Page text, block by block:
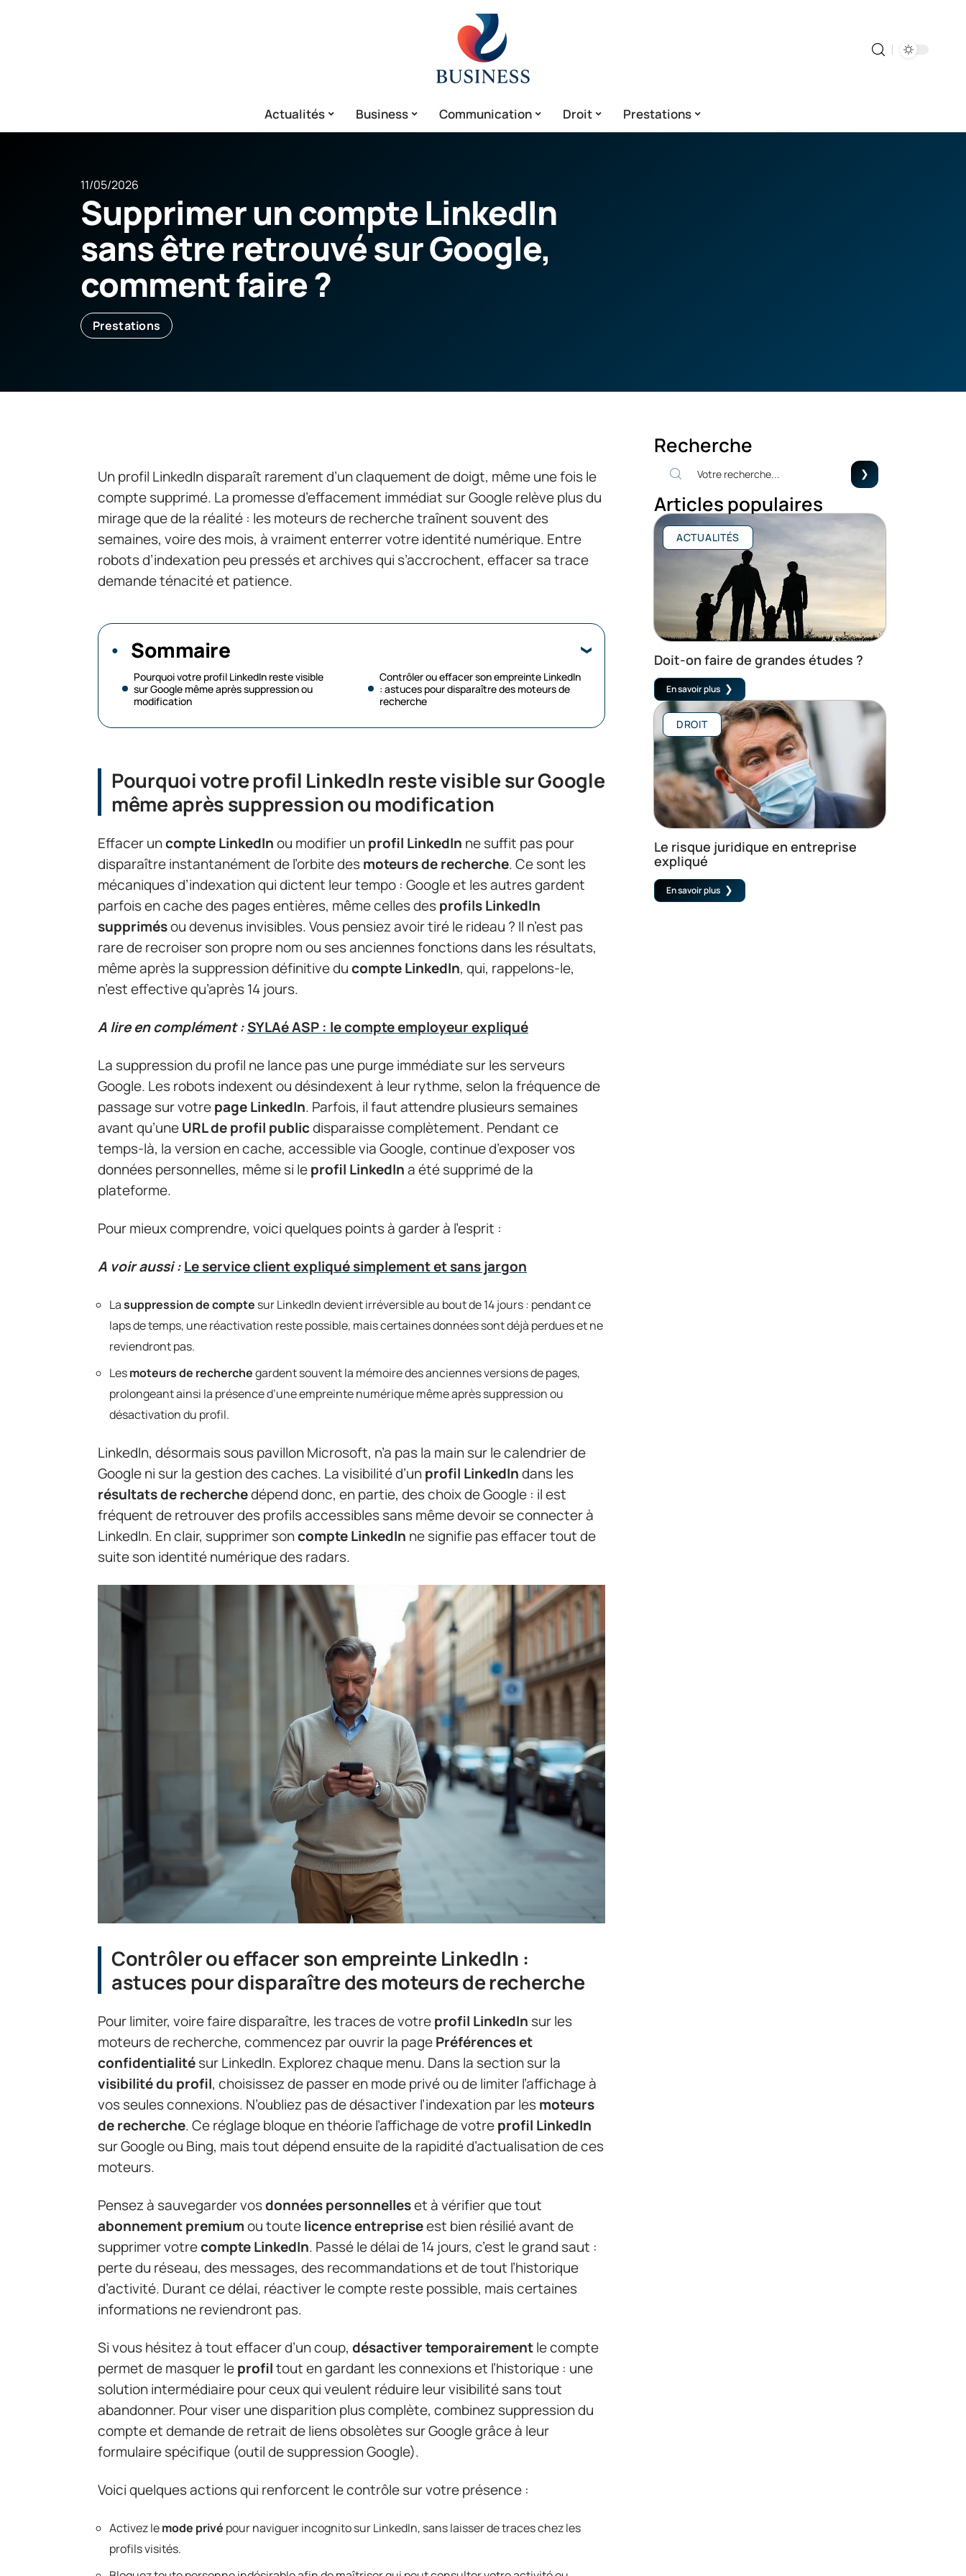
Actualités Business Communication Droit Prestations
11/05/2026
Supprimer un compte LinkedIn
sans être retrouvé sur Google,
comment faire ?
Prestations
Un profil LinkedIn disparaît rarement d’un claquement de doigt, même une fois le
compte supprimé. La promesse d’effacement immédiat sur Google relève plus du
mirage que de la réalité : les moteurs de recherche traînent souvent des
semaines, voire des mois, à vraiment enterrer votre identité numérique. Entre
robots d’indexation peu pressés et archives qui s’accrochent, effacer sa trace
demande ténacité et patience.
Sommaire
Pourquoi votre profil LinkedIn reste visible
sur Google même après suppression ou
modification
Contrôler ou effacer son empreinte LinkedIn
: astuces pour disparaître des moteurs de
recherche
Pourquoi votre profil LinkedIn reste visible sur Google
même après suppression ou modification
Effacer uncompte LinkedInou modifier unprofil LinkedIn ne suffit pas pour
disparaître instantanément de l’orbite desmoteurs de recherche. Ce sont les
mécaniques d’indexation qui dictent leur tempo : Google et les autres gardent
parfois en cache des pages entières, même celles desprofils LinkedIn
supprimésou devenus invisibles. Vous pensiez avoir tiré le rideau ? Il n’est pas
rare de recroiser son propre nom ou ses anciennes fonctions dans les résultats,
même après la suppression définitive ducompte LinkedIn, qui, rappelons-le,
n’est effective qu’après 14 jours.
A lire en complément :SYLAé ASP : le compte employeur expliqué
La suppression du profil ne lance pas une purge immédiate sur les serveurs
Google. Les robots indexent ou désindexent à leur rythme, selon la fréquence de
passage sur votrepage LinkedIn. Parfois, il faut attendre plusieurs semaines
avant qu’uneURL de profil publicdisparaisse complètement. Pendant ce
temps-là, la version en cache, accessible via Google, continue d’exposer vos
données personnelles, même si leprofil LinkedIna été supprimé de la
plateforme.
Pour mieux comprendre, voici quelques points à garder à l’esprit :
A voir aussi :Le service client expliqué simplement et sans jargon
Lasuppression de compte sur LinkedIn devient irréversible au bout de 14 jours : pendant ce
laps de temps, une réactivation reste possible, mais certaines données sont déjà perdues et ne
reviendront pas.
Lesmoteurs de recherchegardent souvent la mémoire des anciennes versions de pages,
prolongeant ainsi la présence d’une empreinte numérique même après suppression ou
désactivation du profil.
LinkedIn, désormais sous pavillon Microsoft, n’a pas la main sur le calendrier de
Google ni sur la gestion des caches. La visibilité d’unprofil LinkedIndans les
résultats de recherchedépend donc, en partie, des choix de Google : il est
fréquent de retrouver des profils accessibles sans même devoir se connecter à
LinkedIn. En clair, supprimer soncompte LinkedIn ne signifie pas effacer tout de
suite son identité numérique des radars.
Contrôler ou effacer son empreinte LinkedIn :
astuces pour disparaître des moteurs de recherche
Pour limiter, voire faire disparaître, les traces de votreprofil LinkedIn sur les
moteurs de recherche, commencez par ouvrir la pagePréférences et
confidentialitésur LinkedIn. Explorez chaque menu. Dans la section sur la
visibilité du profil, choisissez de passer en mode privé ou de limiter l’affichage à
vos seules connexions. N’oubliez pas de désactiver l’indexation par lesmoteurs
de recherche. Ce réglage bloque en théorie l’affichage de votreprofil LinkedIn
sur Google ou Bing, mais tout dépend ensuite de la rapidité d’actualisation de ces
moteurs.
Pensez à sauvegarder vosdonnées personnelleset à vérifier que tout
abonnement premiumou toutelicence entrepriseest bien résilié avant de
supprimer votrecompte LinkedIn. Passé le délai de 14 jours, c’est le grand saut :
perte du réseau, des messages, des recommandations et de tout l’historique
d’activité. Durant ce délai, réactiver le compte reste possible, mais certaines
informations ne reviendront pas.
Si vous hésitez à tout effacer d’un coup, désactiver temporairementle compte
permet de masquer leprofiltout en gardant les connexions et l’historique : une
solution intermédiaire pour ceux qui veulent réduire leur visibilité sans tout
abandonner. Pour viser une disparition plus complète, combinez suppression du
compte et demande de retrait de liens obsolètes sur Google grâce à leur
formulaire spécifique (outil de suppression Google).
Voici quelques actions qui renforcent le contrôle sur votre présence :
Activez lemode privé pour naviguer incognito sur LinkedIn, sans laisser de traces chez les
profils visités.
Recherche
Articles populaires
ACTUALITÉS
Doit-on faire de grandes études ?
En savoir plus
DROIT
Le risque juridique en entreprise
expliqué
En savoir plus